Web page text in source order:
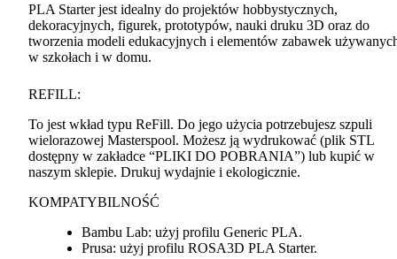
PLA Starter jest idealny do projektów hobbystycznych,
dekoracyjnych, figurek, prototypów, nauki druku 3D oraz do
tworzenia modeli edukacyjnych i elementów zabawek
w szkołach i w domu.
REFILL:
To jest wkład typu ReFill. Do jego użycia potrzebujesz szpuli
wielorazowej Masterspool. Możesz ją wydrukować (plik STL
dostępny w zakładce “PLIKI DO POBRANIA”) lub kupić w
naszym sklepie. Drukuj wydajnie i ekologicznie.
KOMPATYBILNOŚĆ
Bambu Lab: użyj profilu Generic PLA.
Prusa: użyj profilu ROSA3D PLA Starter.